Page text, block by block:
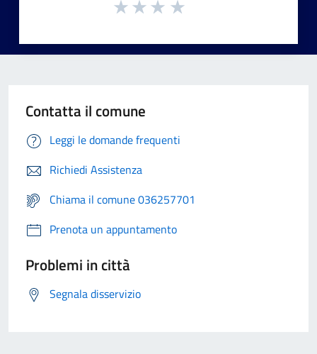
Contatta il comune
Leggi le domande frequenti
Richiedi Assistenza
Chiama il comune 036257701
Prenota un appuntamento
Problemi in città
Segnala disservizio